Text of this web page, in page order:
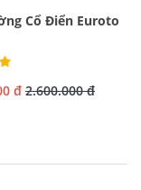
Cổ Điển Euroto
đ 2.600.000 đ